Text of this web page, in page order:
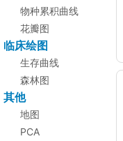
物种累积曲线
花瓣图
临床绘图
生存曲线
森林图
其他
地图
PCA